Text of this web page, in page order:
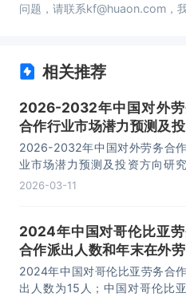
问题，请联系kf@huaon.com，
相关推荐
2026-2032年中国对外
合作行业市场潜力预测及投
方向研究报告
2026-2032年中国对外劳务合
业市场潜力预测及投资方向研
告，主要包括行业上下游分析及其
等内容。
2026-03-11
2024年中国对哥伦比亚
合作派出人数和年末在外劳
人员情况统计
2024年中国对哥伦比亚劳务合
出人数为15人；中国对哥伦比